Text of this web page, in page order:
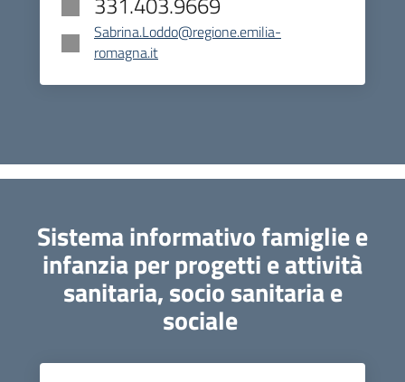
Sabrina.Loddo@regione.emilia-
romagna.it
Sistema informativo famiglie e
infanzia per progetti e attività
sanitaria, socio sanitaria e
sociale